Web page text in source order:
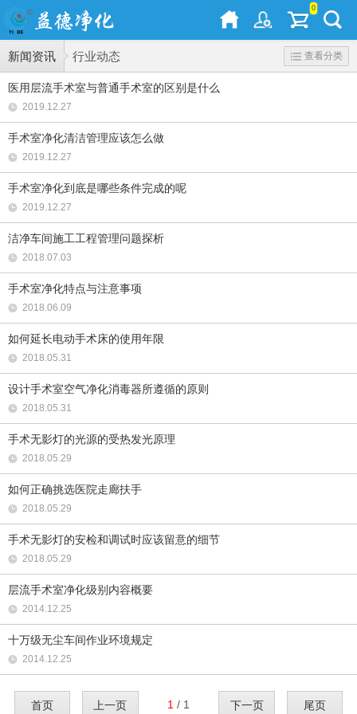
0
新闻资讯 行业动态 查看分类
医用层流手术室与普通手术室的区别是什么
2019.12.27
手术室净化清洁管理应该怎么做
2019.12.27
手术室净化到底是哪些条件完成的呢
2019.12.27
洁净车间施工工程管理问题探析
2018.07.03
手术室净化特点与注意事项
2018.06.09
如何延长电动手术床的使用年限
2018.05.31
设计手术室空气净化消毒器所遵循的原则
2018.05.31
手术无影灯的光源的受热发光原理
2018.05.29
如何正确挑选医院走廊扶手
2018.05.29
手术无影灯的安检和调试时应该留意的细节
2018.05.29
层流手术室净化级别内容概要
2014.12.25
十万级无尘车间作业环境规定
2014.12.25
首页 上一页 1 / 1 下一页 尾页